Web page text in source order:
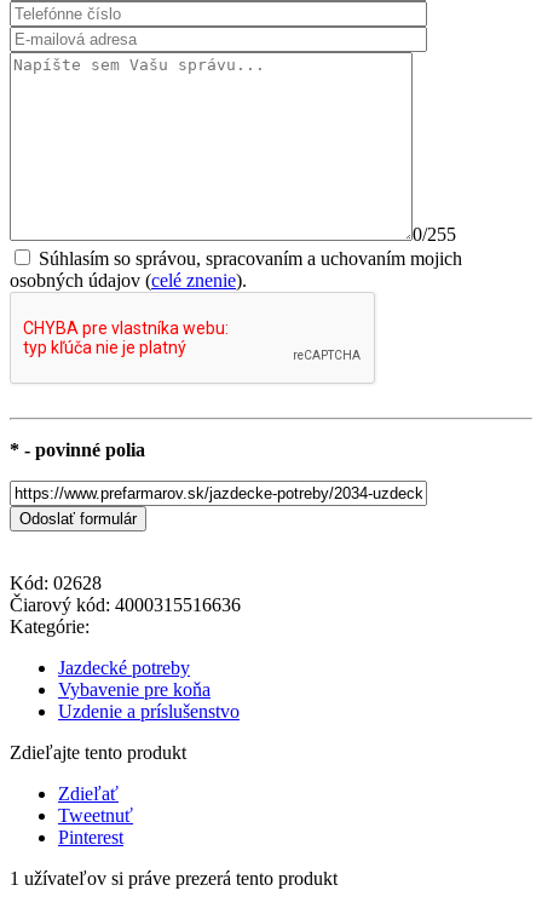
0/255
Súhlasím so správou, spracovaním a uchovaním mojich
osobných údajov (celé znenie).
* - povinné polia
Kód: 02628
Čiarový kód: 4000315516636
Kategórie:
Jazdecké potreby
Vybavenie pre koňa
Uzdenie a príslušenstvo
Zdieľajte tento produkt
Zdieľať
Tweetnuť
Pinterest
1 užívateľov si práve prezerá tento produkt